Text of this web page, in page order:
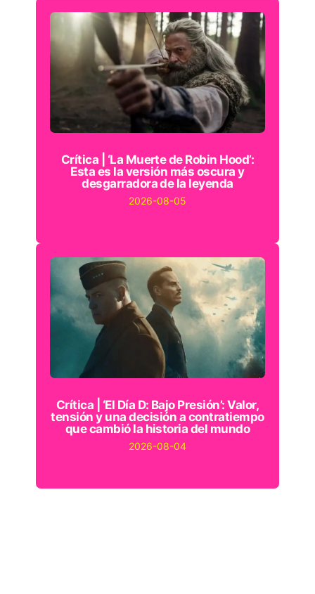
Crítica | ‘La Muerte de Robin Hood’:
Esta es la versión más oscura y
desgarradora de la leyenda
2026-08-05
Crítica | ‘El Día D: Bajo Presión’: Valor,
tensión y una decisión a contratiempo
que cambió la historia del mundo
2026-08-04